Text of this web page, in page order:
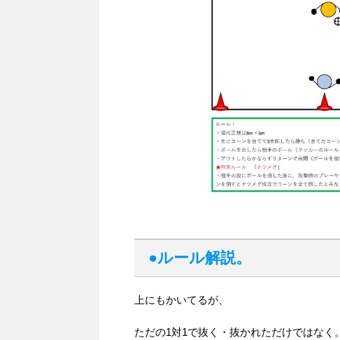
●ルール解説。
上にもかいてるが、
ただの1対1で抜く・抜かれただけではなく。